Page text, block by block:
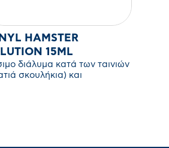
HAMSTER
SOLUTION 15ML
διάλυμα κατά των ταινιών
σκουλήκια) και